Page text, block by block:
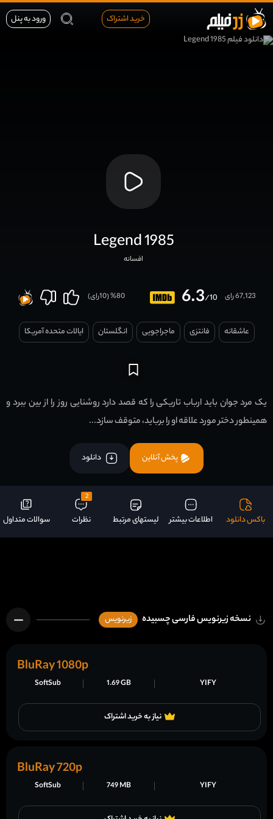
خرید اشتراک ورود به پنل
Legend 1985
افسانه
6.3/10 67,123 رای 80
% (
10رای)
عاشقانه فانتزی ماجراجویی انگلستان ایالات متحده آمریکا
یک مرد جوان باید ارباب تاریکی را که قصد دارد روشنایی روز را از بین ببرد و
همینطور دختر مورد علاقه او را برباید، متوقف سازد...
پخش آنلاین دانلود
باکس دانلود اطلاعات بیشتر لیستهای مرتبط
2
نظرات سوالات متداول
نسخه زیرنویس فارسی چسبیده زیرنویس
نیاز به خرید اشتراک
YIFY
1.69 GB
SoftSub
BluRay 1080p
YIFY
749 MB
SoftSub
BluRay 720p